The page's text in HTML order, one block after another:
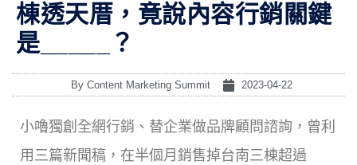
棟透天厝，竟說內容行銷關鍵
是_____？
By Content Marketing Summit 2023-04-22
小嚕獨創全網行銷、替企業做品牌顧問諮詢，曾利
用三篇新聞稿，在半個月銷售掉台南三棟超過